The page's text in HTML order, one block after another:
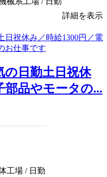
詳細を表示
の日勤土日祝休
部品やモータの...
工場 / 日勤